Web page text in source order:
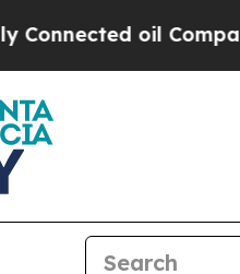
Companies — not